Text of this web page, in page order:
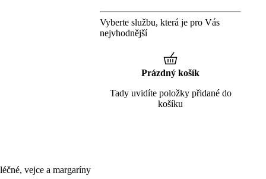
vejce a margaríny
Vyberte službu, která je pro Vás
nejvhodnější
Prázdný košík
Tady uvidíte položky přidané do
košíku